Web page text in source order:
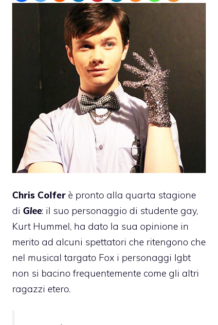
Chris Colfer è pronto alla quarta stagione
di Glee: il suo personaggio di studente gay,
Kurt Hummel, ha dato la sua opinione in
merito ad alcuni spettatori che ritengono che
nel musical targato Fox i personaggi lgbt
non si bacino frequentemente come gli altri
ragazzi etero.